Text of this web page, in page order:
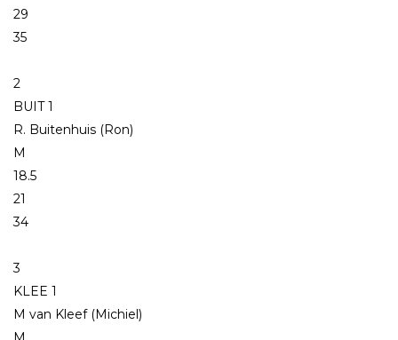
29
35
2
BUIT 1
R. Buitenhuis (Ron)
M
18.5
21
34
3
KLEE 1
M van Kleef (Michiel)